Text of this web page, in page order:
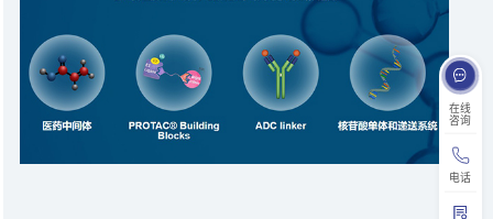
在线
咨询
电话